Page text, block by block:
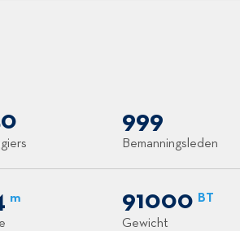
Bemanningsleden
999
m
Gewicht
91000 BT